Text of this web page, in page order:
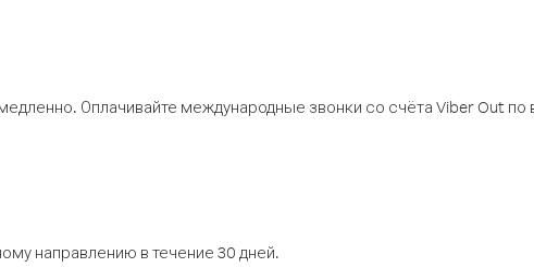
Оплачивайте международные звонки со счёта Viber Out
направлению в течение 30 дней.